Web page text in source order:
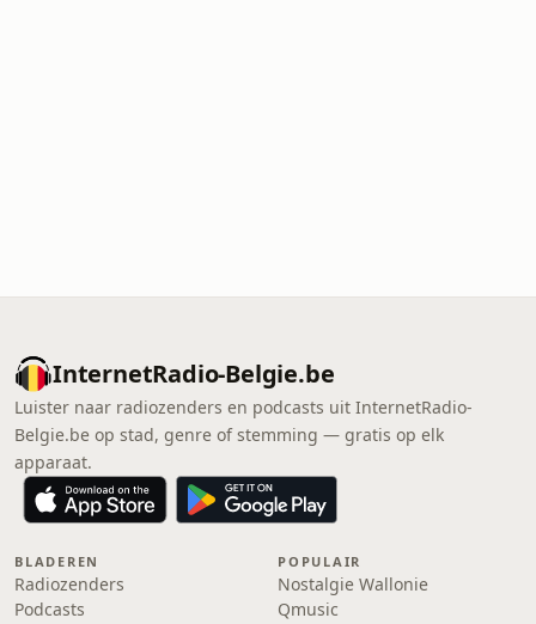
InternetRadio-Belgie.be
Luister naar radiozenders en podcasts uit InternetRadio-
Belgie.be op stad, genre of stemming — gratis op elk
apparaat.
BLADEREN
Radiozenders
Podcasts
POPULAIR
Nostalgie Wallonie
Qmusic